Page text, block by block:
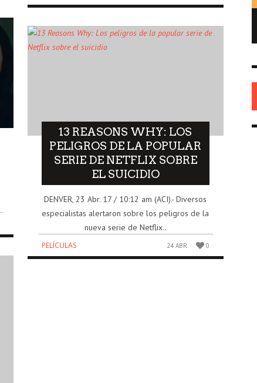
13 REASONS WHY: LOS
PELIGROS DE LA POPULAR
SERIE DE NETFLIX SOBRE
EL SUICIDIO
DENVER, 23 Abr. 17 / 10:12 am (ACI).- Diversos
especialistas alertaron sobre los peligros de la
nueva serie de Netflix..
PELÍCULAS 24 ABR 0
REPUBLICANISMO EN AMÉRICA